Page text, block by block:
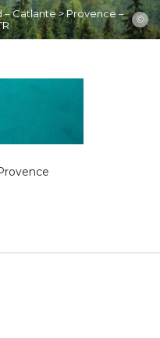
– Catlante>Provence –
©